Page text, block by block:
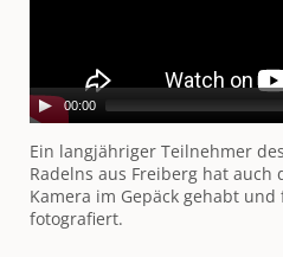
00:00
Ein langjähriger Teilnehmer
Radelns aus Freiberg hat auch
Kamera im Gepäck gehabt
fotografiert.